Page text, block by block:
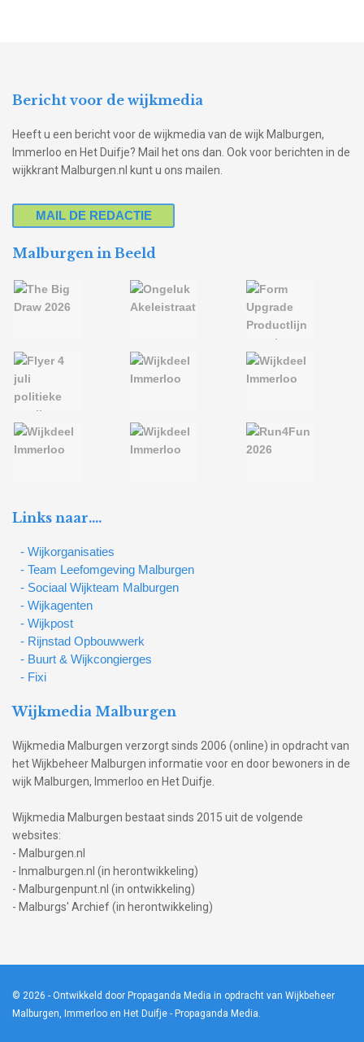
Bericht voor de wijkmedia
Heeft u een bericht voor de wijkmedia van de wijk Malburgen,
Immerloo en Het Duifje? Mail het ons dan. Ook voor berichten in de
wijkkrant Malburgen.nl kunt u ons mailen.
MAIL DE REDACTIE
Malburgen in Beeld
Links naar….
- Wijkorganisaties
- Team Leefomgeving Malburgen
- Sociaal Wijkteam Malburgen
- Wijkagenten
- Wijkpost
- Rijnstad Opbouwwerk
- Buurt & Wijkcongierges
- Fixi
Wijkmedia Malburgen
Wijkmedia Malburgen verzorgt sinds 2006 (online) in opdracht van
het Wijkbeheer Malburgen informatie voor en door bewoners in de
wijk Malburgen, Immerloo en Het Duifje.
Wijkmedia Malburgen bestaat sinds 2015 uit de volgende
websites:
- Malburgen.nl
- Inmalburgen.nl (in herontwikkeling)
- Malburgenpunt.nl (in ontwikkeling)
- Malburgs' Archief (in herontwikkeling)
© 2026 - Ontwikkeld door Propaganda Media in opdracht van Wijkbeheer
Malburgen, Immerloo en Het Duifje - Propaganda Media.